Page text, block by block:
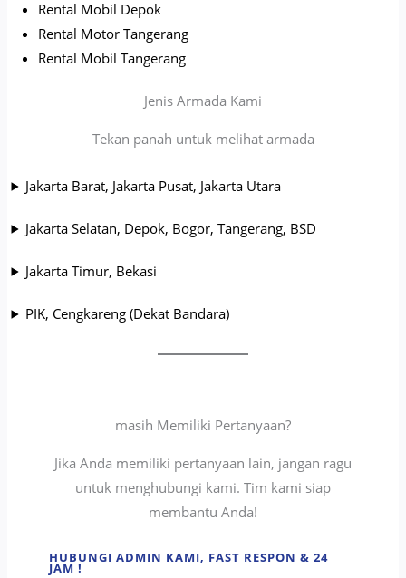
Rental Mobil Depok
Rental Motor Tangerang
Rental Mobil Tangerang
Jenis Armada Kami
Tekan panah untuk melihat armada
Jakarta Barat, Jakarta Pusat, Jakarta Utara
Jakarta Selatan, Depok, Bogor, Tangerang, BSD
Jakarta Timur, Bekasi
PIK, Cengkareng (Dekat Bandara)
masih Memiliki Pertanyaan?
Jika Anda memiliki pertanyaan lain, jangan ragu
untuk menghubungi kami. Tim kami siap
membantu Anda!
HUBUNGI ADMIN KAMI, FAST RESPON & 24
JAM !